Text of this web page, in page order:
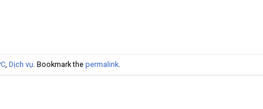
Dịch vụ . Bookmark the permalink